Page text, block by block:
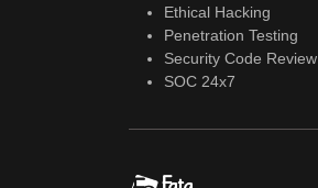
Ethical Hacking
Penetration Testing
Security Code Review
SOC 24x7